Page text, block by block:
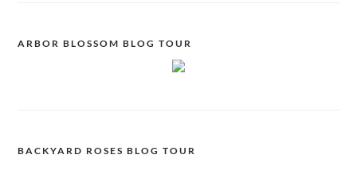
ARBOR BLOSSOM BLOG TOUR
BACKYARD ROSES BLOG TOUR